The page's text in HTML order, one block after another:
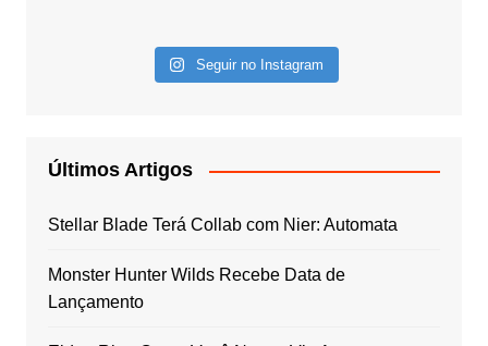
Seguir no Instagram
Últimos Artigos
Stellar Blade Terá Collab com Nier: Automata
Monster Hunter Wilds Recebe Data de
Lançamento